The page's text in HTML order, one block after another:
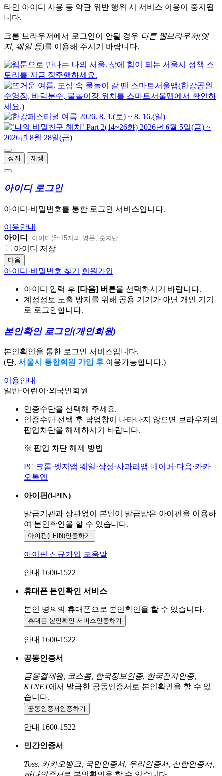
타인 아이디 사용 등 약관 위반 행위 시 서비스 이용이 중지됩
니다.
크롬 브라우저에서 로그인이 안될 경우 다른 웹브라우저(엣
지, 웨일 등)를 이용해 주시기 바랍니다.
정지 재생
아이디 로그인
아이디·비밀번호를 통한 로그인 서비스입니다.
이용안내
아이디
아이디 저장
다음
아이디·비밀번호 찾기 회원가입
아이디 입력 후 [다음] 버튼을 선택하시기 바랍니다.
계정정보 노출 방지를 위해 공용 기기가 아닌 개인 기기
로 로그인합니다.
본인확인 로그인(개인회원)
본인확인을 통한 로그인 서비스입니다.
(단, 서울시 통합회원 가입 후 이용가능합니다.)
이용안내
일반·어린이·외국인회원
인증수단을 선택해 주세요.
인증수단 선택 후 팝업창이 나타나지 않으면 브라우저의
팝업차단을 해제하시기 바랍니다.
※ 팝업 차단 해제 방법
PC 크롬·엣지앱 웨일·삼성·사파리앱 네이버·다음·카카
오톡앱
아이핀(i-PIN)
발급기관과 상관없이 본인이 발급받은 아이핀을 이용하
여 본인확인을 할 수 있습니다.
아이핀(i-PIN)인증하기
아이핀 신규가입 도움말
안내 1600-1522
휴대폰 본인확인 서비스
본인 명의의 휴대폰으로 본인확인을 할 수 있습니다.
휴대폰 본인확인 서비스인증하기
안내 1600-1522
공동인증서
금융결제원, 코스콤, 한국정보인증, 한국전자인증,
KTNET에서 발급한 공동인증서로 본인확인을 할 수 있
습니다.
공동인증서 인증하기
안내 1600-1522
민간인증서
Toss, 카카오뱅크, 국민인증서, 우리인증서, 신한인증서,